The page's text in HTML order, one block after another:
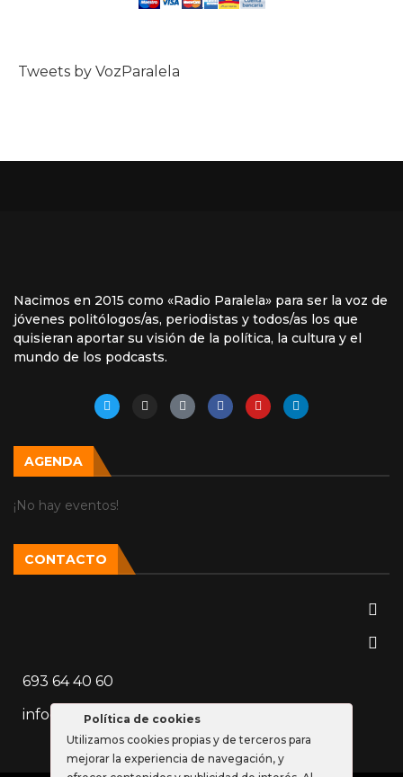
Tweets by VozParalela
Nacimos en 2015 como «Radio Paralela» para ser la voz de
jóvenes politólogos/as, periodistas y todos/as los que
quisieran aportar su visión de la política, la cultura y el
mundo de los podcasts.
AGENDA
¡No hay eventos!
CONTACTO
693 64 40 60
info@vozparalela.es
Política de cookies
Utilizamos cookies propias y de terceros para
mejorar la experiencia de navegación, y